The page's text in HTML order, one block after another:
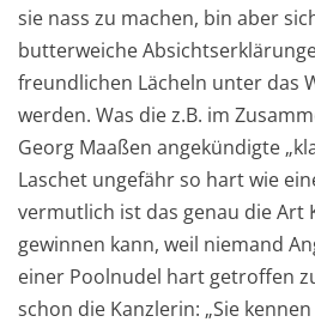
sie nass zu machen, bin aber
butterweiche
freundlichen Lächeln unter das
werden. Was die z.B. im
Georg Maaßen angekündigte
Laschet ungefähr so hart wie
vermutlich ist das genau die Art
gewinnen kann, weil niemand
einer Poolnudel hart getroffen
schon die Kanzlerin: „Sie